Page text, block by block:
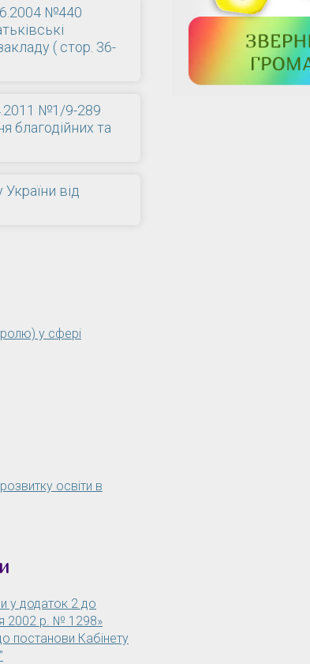
№440
( стор. 36-
№1/9-289
благодійних та
від
у сфері
освіти в
у додаток 2 до
2002 р. № 1298»
постанови Кабінету